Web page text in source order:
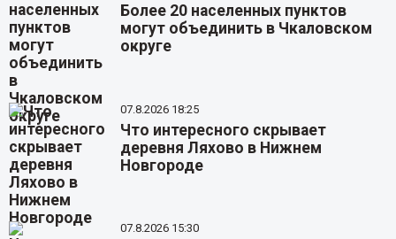
Более 20 населенных пунктов
могут объединить в Чкаловском
округе
07.8.2026 18:25
Что интересного скрывает
деревня Ляхово в Нижнем
Новгороде
07.8.2026 15:30